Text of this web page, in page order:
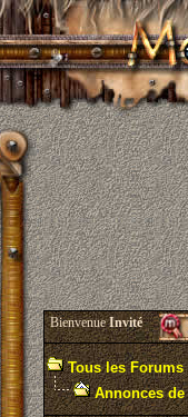
BienvenueInvité
Tous les Forums
Annonces